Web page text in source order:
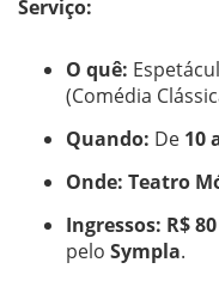
Serviço:
O quê:
(Comédia
Quando: De 10
Onde: Teatro
Ingressos: R$
pelo Sympla.